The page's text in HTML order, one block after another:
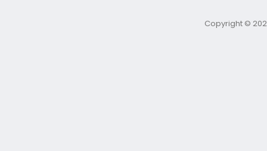
Copyright ©